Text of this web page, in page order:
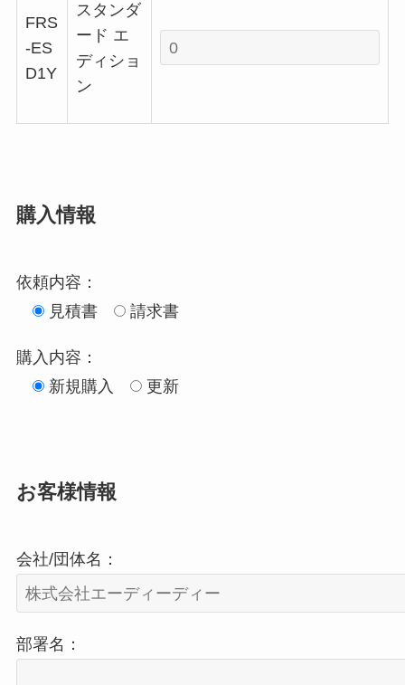
FRS
-ES
D1Y
スタンダ
ード エ
ディショ
ン
購入情報
依頼内容：
見積書
請求書
購入内容：
新規購入
更新
お客様情報
会社/団体名：
部署名：